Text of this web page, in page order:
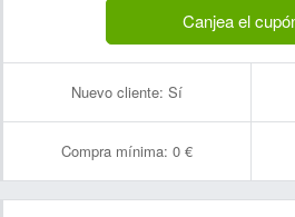
Canjea el
Nuevo cliente: Sí
Compra mínima: 0 €